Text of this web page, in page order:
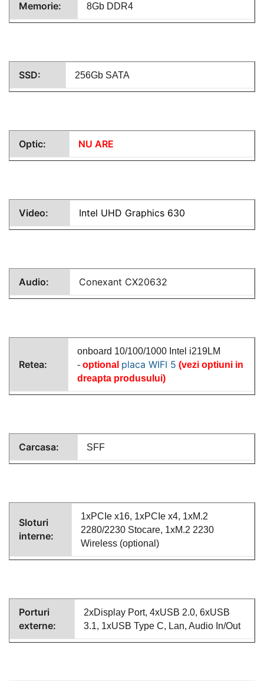
Memorie: 8Gb DDR4
SSD: 256Gb SATA
Optic: NU ARE
Video: Intel UHD Graphics 630
Audio: Conexant CX20632
Retea:
onboard 10/100/1000 Intel i219LM
- optional placa WIFI 5 (vezi optiuni in
dreapta produsului)
Carcasa: SFF
Sloturi
interne:
1xPCIe x16, 1xPCIe x4, 1xM.2
2280/2230 Stocare, 1xM.2 2230
Wireless (optional)
Porturi
externe:
2xDisplay Port, 4xUSB 2.0, 6xUSB
3.1, 1xUSB Type C, Lan, Audio In/Out